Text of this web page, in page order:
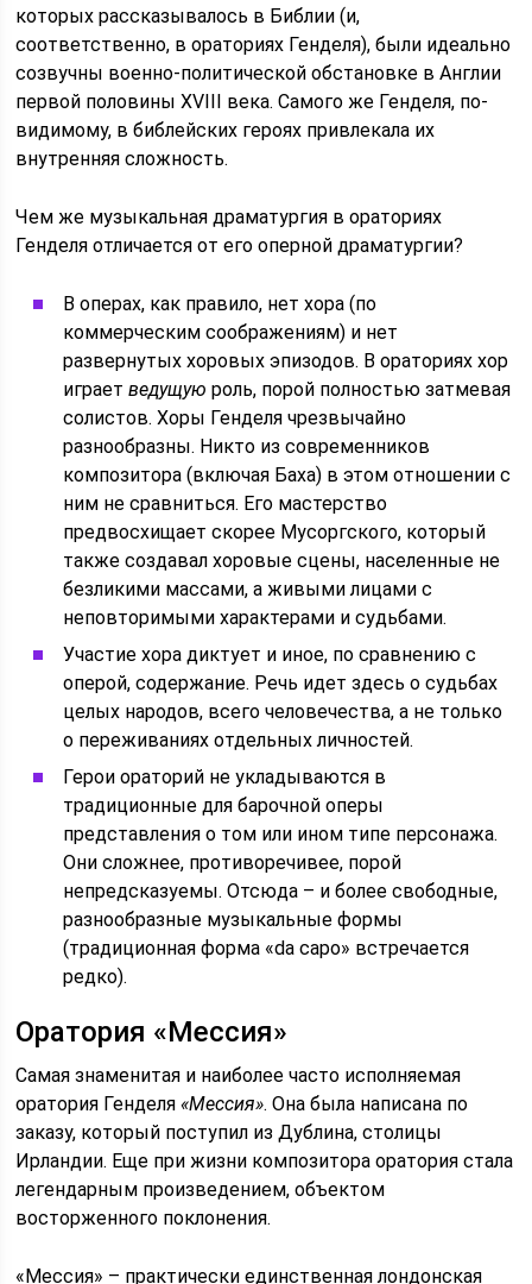
которых рассказывалось в Библии (и,
соответственно, в ораториях Генделя), были идеально
созвучны военно-политической обстановке в Англии
первой половины XVIII века. Самого же Генделя, по-
видимому, в библейских героях привлекала их
внутренняя сложность.
Чем же музыкальная драматургия в ораториях
Генделя отличается от его оперной драматургии?
В операх, как правило, нет хора (по
коммерческим соображениям) и нет
развернутых хоровых эпизодов. В ораториях хор
играетведущую роль, порой полностью затмевая
солистов. Хоры Генделя чрезвычайно
разнообразны. Никто из современников
композитора (включая Баха) в этом отношении с
ним не сравниться. Его мастерство
предвосхищает скорее Мусоргского, который
также создавал хоровые сцены, населенные не
безликими массами, а живыми лицами с
неповторимыми характерами и судьбами.
Участие хора диктует и иное, по сравнению с
оперой, содержание. Речь идет здесь о судьбах
целых народов, всего человечества, а не только
о переживаниях отдельных личностей.
Герои ораторий не укладываются в
традиционные для барочной оперы
представления о том или ином типе персонажа.
Они сложнее, противоречивее, порой
непредсказуемы. Отсюда – и более свободные,
разнообразные музыкальные формы
(традиционная форма «da capo» встречается
редко).
Оратория «Мессия»
Самая знаменитая и наиболее часто исполняемая
оратория Генделя«Мессия». Она была написана по
заказу, который поступил из Дублина, столицы
Ирландии. Еще при жизни композитора оратория стала
легендарным произведением, объектом
восторженного поклонения.
«Мессия» – практически единственная лондонская